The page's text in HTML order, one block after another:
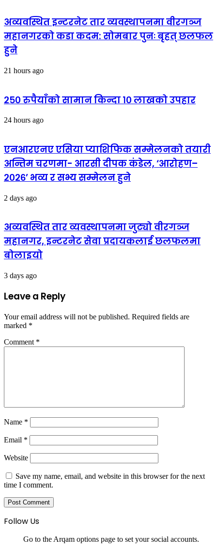
अव्यवस्थित इन्टरनेट तार व्यवस्थापनमा वीरगञ्ज
महानगरको कडा कदम: सोमबार पुनः बृहत् छलफल
हुने
21 hours ago
२५० रुपैयाँको सामान किन्दा १० लाखको उपहार
24 hours ago
एनआरएनए एसिया प्याशिफिक सम्मेलनको तयारी
अन्तिम चरणमा- आरसी दीपक कंडेल, ‘आरोहण–
२०२६’ भव्य र सभ्य सम्मेलन हुने
2 days ago
अव्यवस्थित तार व्यवस्थापनमा जुट्यो वीरगञ्ज
महानगर, इन्टरनेट सेवा प्रदायकलाई छलफलमा
बोलाइयो
3 days ago
Leave a Reply
Your email address will not be published. Required fields are
marked *
Comment *
Name *
Email *
Website
Save my name, email, and website in this browser for the next
time I comment.
Follow Us
Go to the Arqam options page to set your social accounts.